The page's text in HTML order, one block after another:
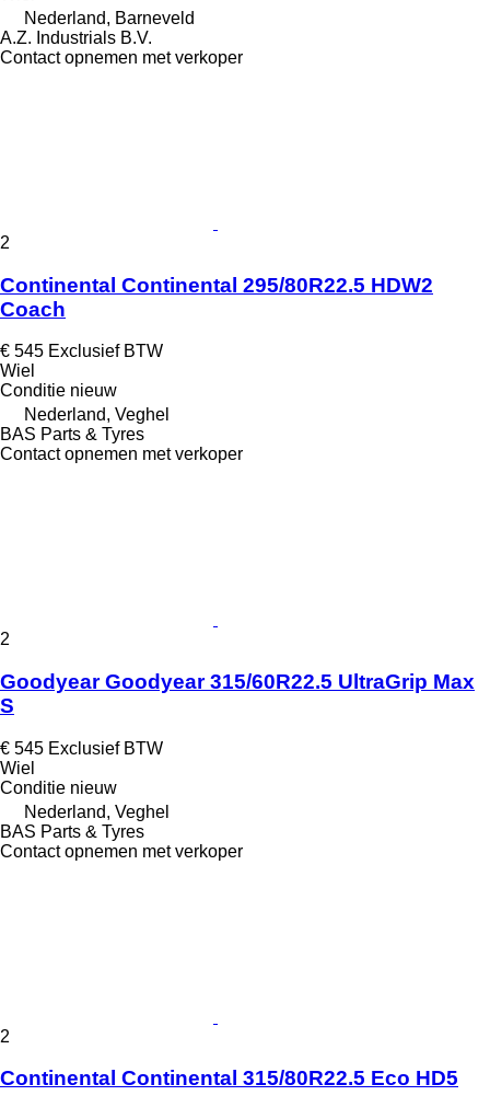
Nederland, Barneveld
A.Z. Industrials B.V.
Contact opnemen met verkoper
2
Continental Continental 295/80R22.5 HDW2
Coach
€ 545 Exclusief BTW
Wiel
Conditie nieuw
Nederland, Veghel
BAS Parts & Tyres
Contact opnemen met verkoper
2
Goodyear Goodyear 315/60R22.5 UltraGrip Max
S
€ 545 Exclusief BTW
Wiel
Conditie nieuw
Nederland, Veghel
BAS Parts & Tyres
Contact opnemen met verkoper
2
Continental Continental 315/80R22.5 Eco HD5